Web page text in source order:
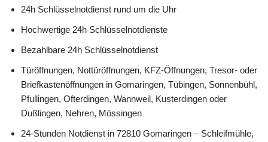
24h Schlüsselnotdienst rund um die Uhr
Hochwertige 24h Schlüsselnotdienste
Bezahlbare 24h Schlüsselnotdienst
Türöffnungen, Nottüröffnungen, KFZ-Öffnungen, Tresor- oder
Briefkastenöffnungen in Gomaringen, Tübingen, Sonnenbühl,
Pfullingen, Ofterdingen, Wannweil, Kusterdingen oder
Dußlingen, Nehren, Mössingen
24-Stunden Notdienst in 72810 Gomaringen – Schleifmühle,